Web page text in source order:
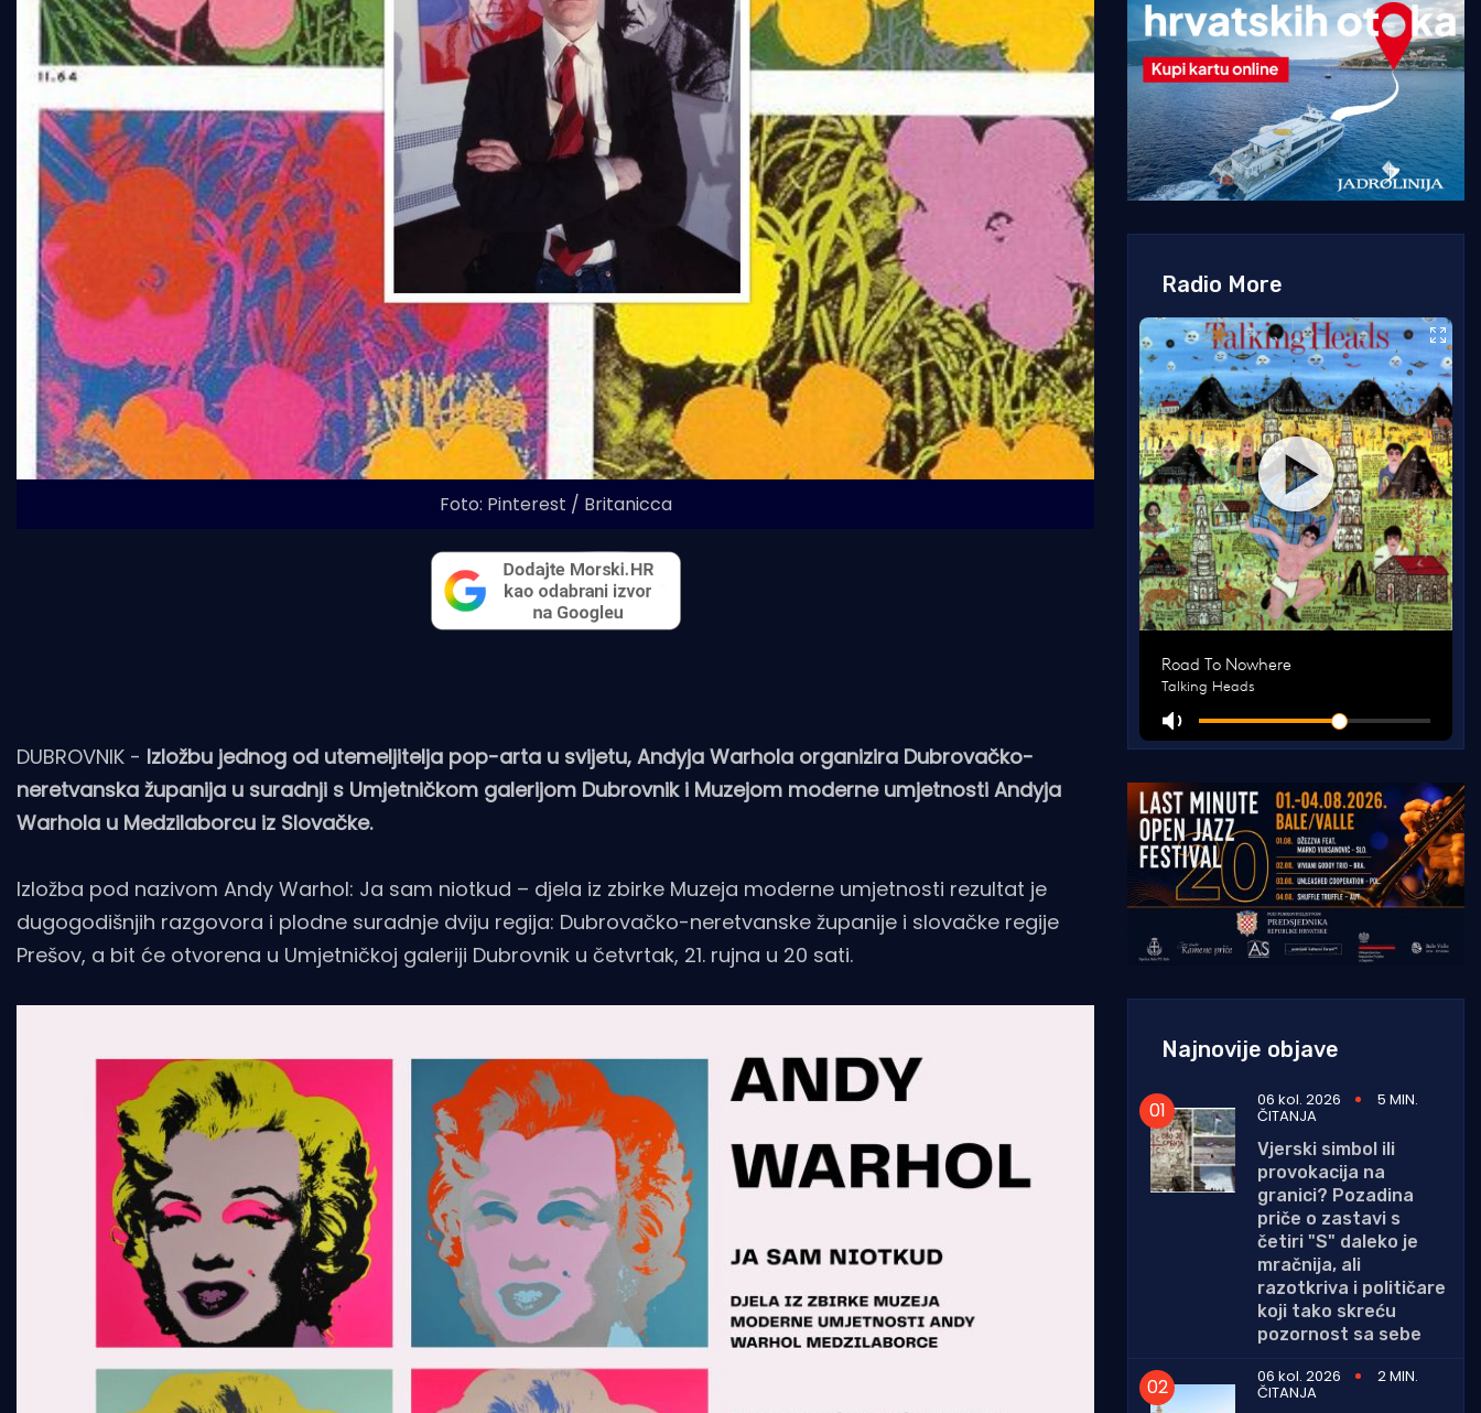
Foto: Pinterest / Britanicca
DUBROVNIK - Izložbu jednog od utemeljitelja pop-arta u svijetu, Andyja Warhola organizira Dubrovačko-
neretvanska županija u suradnji s Umjetničkom galerijom Dubrovnik i Muzejom moderne umjetnosti Andyja
Warhola u Medzilaborcu iz Slovačke.
Izložba pod nazivom Andy Warhol: Ja sam niotkud – djela iz zbirke Muzeja moderne umjetnosti rezultat je
dugogodišnjih razgovora i plodne suradnje dviju regija: Dubrovačko-neretvanske županije i slovačke regije
Prešov, a bit će otvorena u Umjetničkoj galeriji Dubrovnik u četvrtak, 21. rujna u 20 sati.
Radio More
Najnovije objave
06 kol. 2026 5 MIN.
ČITANJA
Vjerski simbol ili
provokacija na
granici? Pozadina
priče o zastavi s
četiri "S" daleko je
mračnija, ali
razotkriva i političare
koji tako skreću
pozornost sa sebe
06 kol. 2026
2 MIN.
ČITANJA